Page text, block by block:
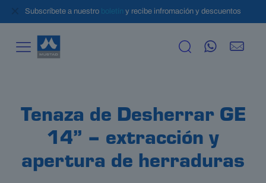
Subscríbete a nuestro boletín y recibe infromación y descuentos
Tenaza de Desherrar GE
14” – extracción y
apertura de herraduras